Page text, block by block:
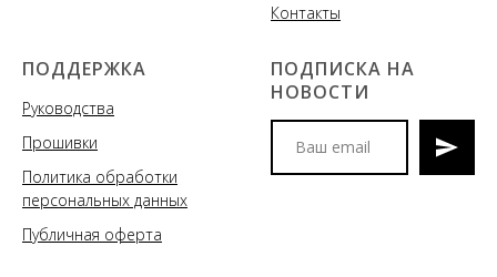
Контакты
ПОДДЕРЖКА
Руководства
Прошивки
Политика обработки
персональных данных
Публичная оферта
ПОДПИСКА НА
НОВОСТИ